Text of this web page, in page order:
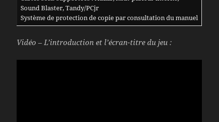
Sound Blaster, Tandy/PCjr
Système de protection de copie par consultation du manuel
Vidéo – L’introduction et l’écran-titre du jeu :